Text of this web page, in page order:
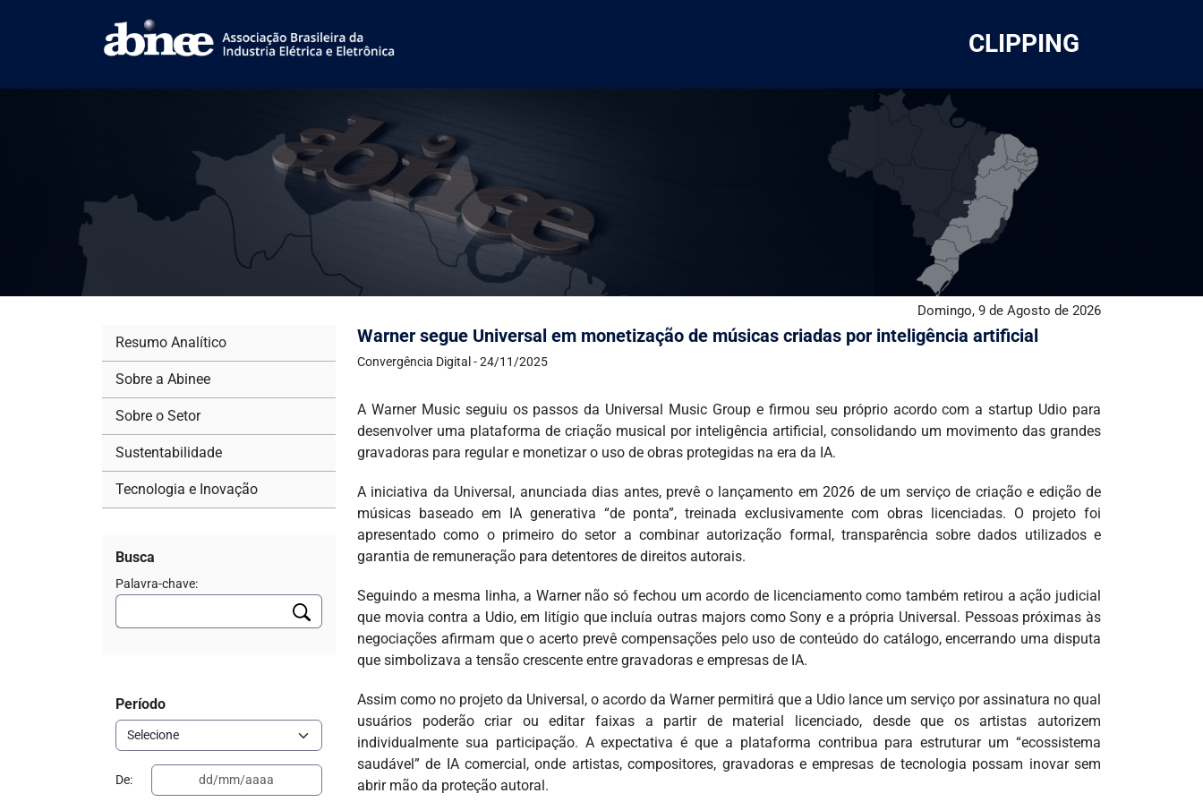
CLIPPING
Domingo, 9 de Agosto de 2026
Warner segue Universal em monetização de músicas criadas por inteligência artificial
Convergência Digital - 24/11/2025
A Warner Music seguiu os passos da Universal Music Group e firmou seu próprio acordo com a startup Udio para
desenvolver uma plataforma de criação musical por inteligência artificial, consolidando um movimento das grandes
gravadoras para regular e monetizar o uso de obras protegidas na era da IA.
A iniciativa da Universal, anunciada dias antes, prevê o lançamento em 2026 de um serviço de criação e edição de
músicas baseado em IA generativa “de ponta”, treinada exclusivamente com obras licenciadas. O projeto foi
apresentado como o primeiro do setor a combinar autorização formal, transparência sobre dados utilizados e
garantia de remuneração para detentores de direitos autorais.
Seguindo a mesma linha, a Warner não só fechou um acordo de licenciamento como também retirou a ação judicial
que movia contra a Udio, em litígio que incluía outras majors como Sony e a própria Universal. Pessoas próximas às
negociações afirmam que o acerto prevê compensações pelo uso de conteúdo do catálogo, encerrando uma disputa
que simbolizava a tensão crescente entre gravadoras e empresas de IA.
Assim como no projeto da Universal, o acordo da Warner permitirá que a Udio lance um serviço por assinatura no qual
usuários poderão criar ou editar faixas a partir de material licenciado, desde que os artistas autorizem
individualmente sua participação. A expectativa é que a plataforma contribua para estruturar um “ecossistema
saudável” de IA comercial, onde artistas, compositores, gravadoras e empresas de tecnologia possam inovar sem
abrir mão da proteção autoral.
Resumo Analítico
Sobre a Abinee
Sobre o Setor
Sustentabilidade
Tecnologia e Inovação
Busca
Palavra-chave:
Período
De: